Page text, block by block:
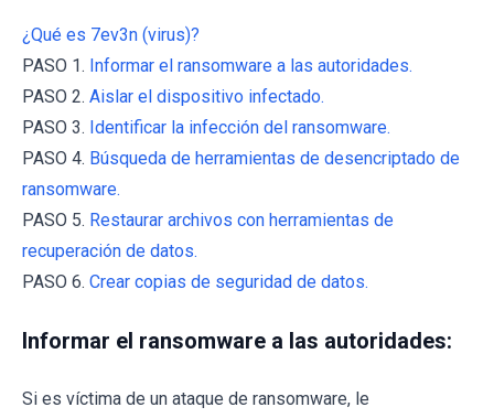
¿Qué es 7ev3n (virus)?
PASO 1. Informar el ransomware a las autoridades.
PASO 2. Aislar el dispositivo infectado.
PASO 3. Identificar la infección del ransomware.
PASO 4. Búsqueda de herramientas de desencriptado de
ransomware.
PASO 5. Restaurar archivos con herramientas de
recuperación de datos.
PASO 6. Crear copias de seguridad de datos.
Informar el ransomware a las autoridades:
Si es víctima de un ataque de ransomware, le